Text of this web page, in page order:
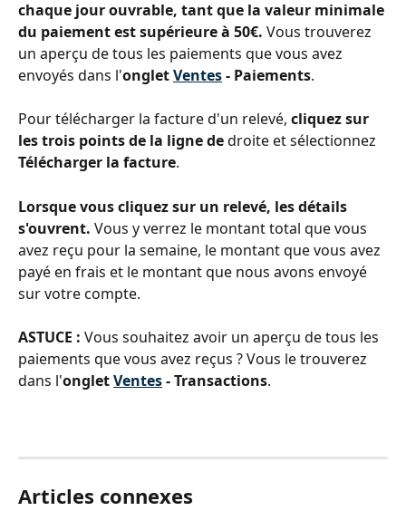
chaque jour ouvrable, tant que la valeur minimale
du paiement est supérieure à 50€. Vous trouverez
un aperçu de tous les paiements que vous avez
envoyés dans l'onglet Ventes - Paiements.
Pour télécharger la facture d'un relevé, cliquez sur
les trois points de la ligne de droite et sélectionnez
Télécharger la facture.
Lorsque vous cliquez sur un relevé, les détails
s'ouvrent. Vous y verrez le montant total que vous
avez reçu pour la semaine, le montant que vous avez
payé en frais et le montant que nous avons envoyé
sur votre compte.
ASTUCE : Vous souhaitez avoir un aperçu de tous les
paiements que vous avez reçus ? Vous le trouverez
dans l'onglet Ventes - Transactions.
Articles connexes